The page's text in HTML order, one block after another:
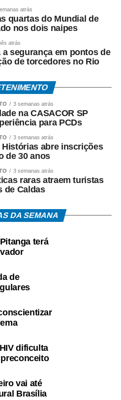
atrás
quartas do Mundial de
nos dois naipes
atrás
a segurança em pontos de
de torcedores no Rio
3 semanas atrás
na CASACOR SP
para PCDs
3 semanas atrás
Histórias abre inscrições
de 30 anos
3 semanas atrás
raras atraem turistas
de Caldas
DA SEMANA
terá
de
dificulta
vai até
Brasília